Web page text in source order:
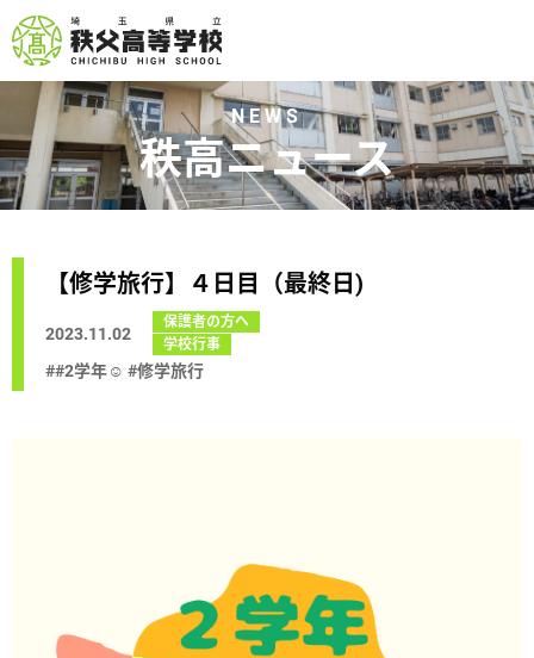
NEWS
秩高ニュース
【修学旅行】４日目（最終日)
2023.11.02
保護者の方へ
学校行事
##2学年☺︎ #修学旅行